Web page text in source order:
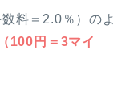
料＝2.0％）のよ
100円＝3マイ